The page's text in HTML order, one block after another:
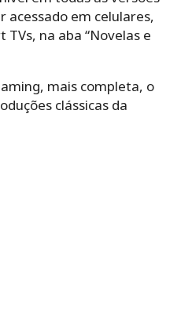
acessado em celulares,
na aba “Novelas e
mais completa, o
clássicas da